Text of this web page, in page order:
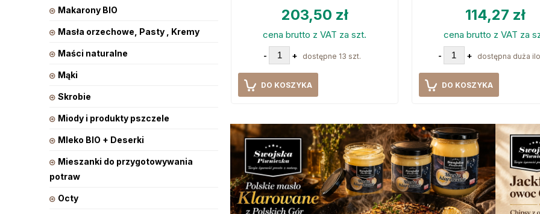
Makarony BIO
Masła orzechowe, Pasty , Kremy
Maści naturalne
Mąki
Skrobie
Miody i produkty pszczele
Mleko BIO + Deserki
Mieszanki do przygotowywania
potraw
Octy
203,50 zł
cena brutto z VAT za szt.
- + dostępne 13 szt.
DO KOSZYKA
114,27 zł
cena brutto z VAT za
- + dostępna duża
DO KOSZYKA